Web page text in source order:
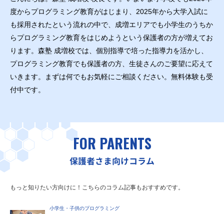
度からプログラミング教育がはじまり、2025年から大学入試に
も採用されたという流れの中で、成増エリアでも小学生のうちか
らプログラミング教育をはじめようという保護者の方が増えてお
ります。森塾 成増校では、個別指導で培った指導力を活かし、
プログラミング教育でも保護者の方、生徒さんのご要望に応えて
いきます。まずは何でもお気軽にご相談ください。無料体験も受
付中です。
FOR PARENTS
保護者さま向けコラム
もっと知りたい方向けに！こちらのコラム記事もおすすめです。
小学生・子供のプログラミング